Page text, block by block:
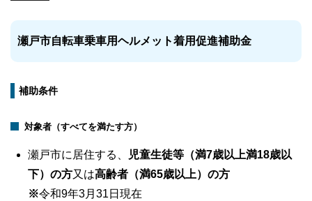
瀬戸市自転車乗車用ヘルメット着用促進補助金
補助条件
対象者（すべてを満たす方）
瀬戸市に居住する、
児童生徒等（満7歳以上満18歳以
下）の方又は高齢者（満65歳以上）の方
※令和9年3月31日現在